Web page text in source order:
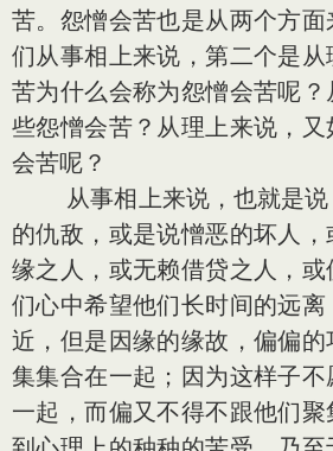
苦。怨憎会苦也是从两个方
们从事相上来说，第二个是
苦为什么会称为怨憎会苦呢
些怨憎会苦？从理上来说，
会苦呢？
从事相上来说，也就是说
的仇敌，或是说憎恶的坏人
缘之人，或无赖借贷之人，
们心中希望他们长时间的远
近，但是因缘的缘故，偏偏
集集合在一起；因为这样子
一起，而偏又不得不跟他们